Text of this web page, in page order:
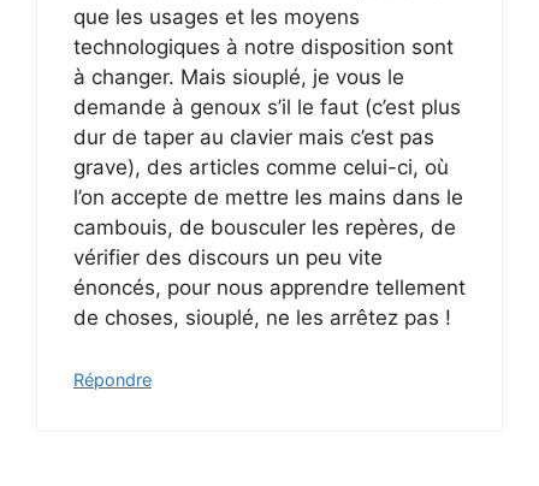
que les usages et les moyens
technologiques à notre disposition sont
à changer. Mais siouplé, je vous le
demande à genoux s’il le faut (c’est plus
dur de taper au clavier mais c’est pas
grave), des articles comme celui-ci, où
l’on accepte de mettre les mains dans le
cambouis, de bousculer les repères, de
vérifier des discours un peu vite
énoncés, pour nous apprendre tellement
de choses, siouplé, ne les arrêtez pas !
Répondre